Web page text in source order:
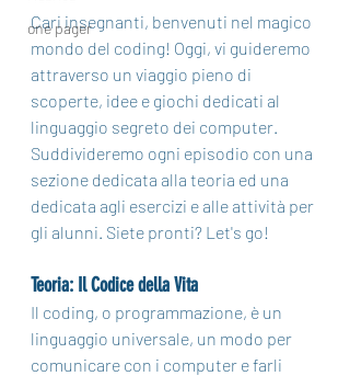
one pager
Cari insegnanti, benvenuti nel magico
mondo del coding! Oggi, vi guideremo
attraverso un viaggio pieno di
scoperte, idee e giochi dedicati al
linguaggio segreto dei computer.
Suddivideremo ogni episodio con una
sezione dedicata alla teoria ed una
dedicata agli esercizi e alle attività per
gli alunni. Siete pronti? Let's go!
Teoria: Il Codice della Vita
Il coding, o programmazione, è un
linguaggio universale, un modo per
comunicare con i computer e farli